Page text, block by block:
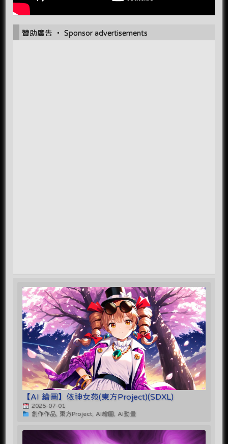
贊助廣告 ‧ Sponsor advertisements
【AI 繪圖】依神女苑(東方Project)(SDXL)
2025-07-01
創作作品, 東方Project, AI繪圖, AI動畫